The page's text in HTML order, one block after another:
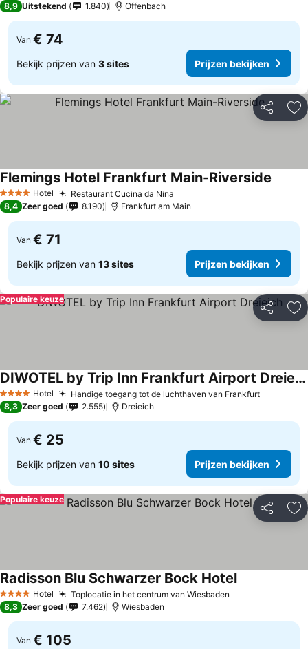
8,9 Uitstekend 1.840 Offenbach
Van € 74
Bekijk prijzen van 3 sites Prijzen bekijken
Delen
4 SterrenHotel Restaurant Cucina da Nina
Flemings Hotel Frankfurt Main-Riverside
8,4 Zeer goed 8.190 Frankfurt am Main
Van € 71
Bekijk prijzen van 13 sites Prijzen bekijken
Delen
Populaire keuze
4 SterrenHotel Handige toegang tot de luchthaven van FrankfurtPrijzen
DIWOTEL by Trip Inn Frankfurt Airport Dreieich
Prijzen bekijken
8,3 Zeer goed 2.555 Dreieich
Van € 25
Bekijk prijzen van 10 sites Prijzen bekijken
Delen
Populaire keuze
4 SterrenHotel Toplocatie in het centrum van Wiesbaden
Radisson Blu Schwarzer Bock HotelPrijzen
8,3 Zeer goed 7.462 Wiesbaden
Van € 105